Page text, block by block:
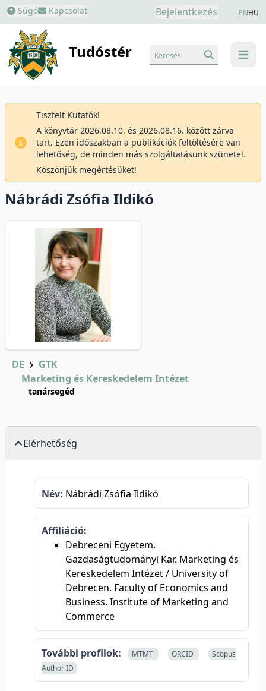
Súgó Kapcsolat Bejelentkezés ENHU
Tudóstér menu
Keresés
Tisztelt Kutatók!
A könyvtár 2026.08.10. és 2026.08.16. között zárva
tart. Ezen időszakban a publikációk feltöltésére van
lehetőség, de minden más szolgáltatásunk szünetel.
Köszönjük megértésüket!
Nábrádi Zsófia Ildikó
DE
GTK
Marketing és Kereskedelem Intézet
tanársegéd
Elérhetőség
Név: Nábrádi Zsófia Ildikó
Affiliáció:
Debreceni Egyetem.
Gazdaságtudományi Kar. Marketing és
Kereskedelem Intézet / University of
Debrecen. Faculty of Economics and
Business. Institute of Marketing and
Commerce
További profilok: MTMT ORCID
Scopus
Author ID